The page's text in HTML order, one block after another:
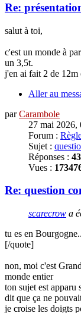
Re:
salut à toi,
c'est un monde à
un 3,5t.
j'en ai fait 2 de 12m
Aller au
parCarambole
27 mai 2026,
Forum :
Sujet :
Réponses : 43
Vues :
Re: question
scarecrow a
tu es en Bourgogne..
[/quote]
non, moi c'est
monde entier
ton sujet est apparu
dit que ça ne
je croise les doigts